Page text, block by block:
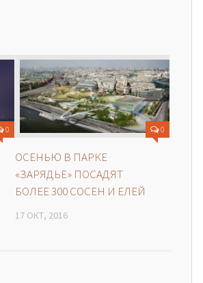
0 0
ОСЕНЬЮ В ПАРКЕ
«ЗАРЯДЬЕ» ПОСАДЯТ
БОЛЕЕ 300 СОСЕН И ЕЛЕЙ
17 ОКТ, 2016